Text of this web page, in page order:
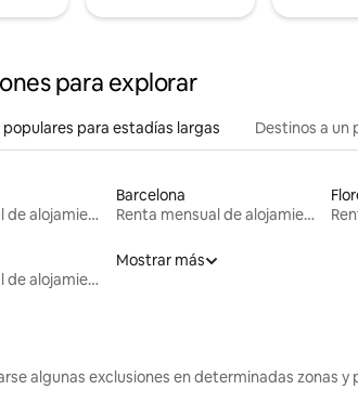
para explorar
para estadías largas Destinos a un
Renta mensual de alojamientos
Barcelona
Renta mensual de alojamientos
Renta mensual de alojamientos
Mostrar más
algunas exclusiones en determinadas zonas y